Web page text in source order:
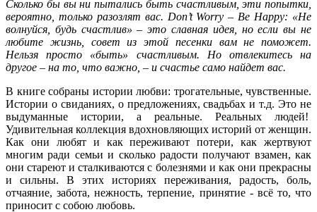
Сколько бы вы ни пытались быть счастливым, эти попытки,
вероятно, только разозлят вас. Don’t Worry – Be Happy: «Не
волнуйся, будь счастлив» – это славная идея, но если вы не
любите жизнь, совет из этой песенки вам не поможет.
Нельзя просто «быть» счастливым. Но отвлекитесь на
другое – на то, что важно, – и счастье само найдет вас.
В книге собраны истории любви: трогательные, чувственные.
Истории о свиданиях, о предложениях, свадьбах и т.д. Это не
выдуманные истории, а реальные. Реальных людей!
Удивительная коллекция вдохновляющих историй от женщин.
Как они любят и как переживают потери, как жертвуют
многим ради семьи и сколько радости получают взамен, как
они стареют и сталкиваются с болезнями и как они прекрасны
и сильны. В этих историях переживания, радость, боль,
отчаяние, забота, нежность, терпение, принятие - всё то, что
приносит с собою любовь.